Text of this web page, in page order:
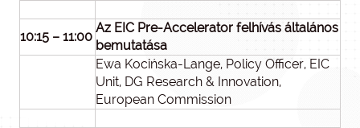
10:15 – 11:00
Az EIC Pre-Accelerator felhívás általános
bemutatása
Ewa Kocińska-Lange, Policy Officer, EIC
Unit, DG Research & Innovation,
European Commission